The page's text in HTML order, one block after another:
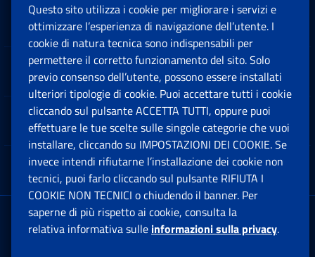
Sedi e Contatti
Software
Note Legali
App mobile
Sede Legale : Via Ciro il Grande, 21
00144 Roma
Questo sito utilizza i cookie per migliorare i servizi e
ottimizzare l’esperienza di navigazione dell’utente. I
cookie di natura tecnica sono indispensabili per
permettere il corretto funzionamento del sito. Solo
previo consenso dell’utente, possono essere installati
ulteriori tipologie di cookie. Puoi accettare tutti i cookie
cliccando sul pulsante ACCETTA TUTTI, oppure puoi
effettuare le tue scelte sulle singole categorie che vuoi
installare, cliccando su IMPOSTAZIONI DEI COOKIE. Se
invece intendi rifiutarne l’installazione dei cookie non
tecnici, puoi farlo cliccando sul pulsante RIFIUTA I
COOKIE NON TECNICI o chiudendo il banner. Per
saperne di più rispetto ai cookie, consulta la
relativa informativa sulle informazioni sulla privacy.